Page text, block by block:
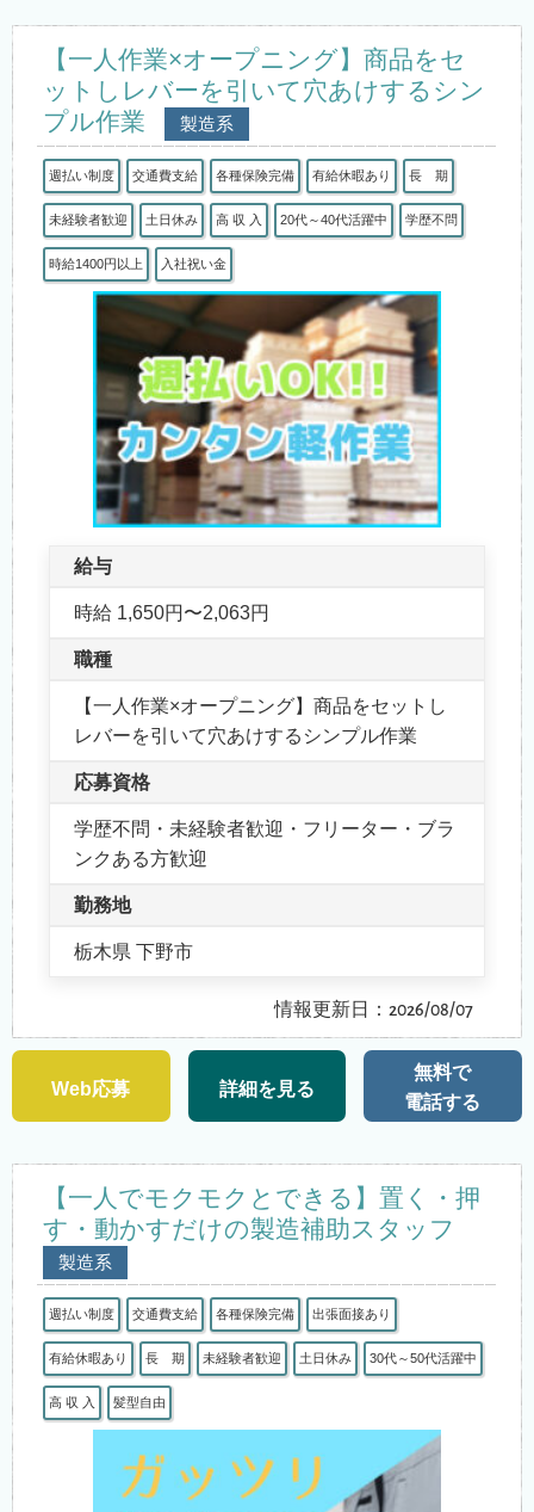
【一人作業×オープニング】商品をセ
ットしレバーを引いて穴あけするシン
プル作業
製造系
週払い制度 交通費支給 各種保険完備 有給休暇あり 長 期
未経験者歓迎 土日休み 高 収 入 20代～40代活躍中 学歴不問
時給1400円以上 入社祝い金
給与
時給 1,650円〜2,063円
職種
【一人作業×オープニング】商品をセットし
レバーを引いて穴あけするシンプル作業
応募資格
学歴不問・未経験者歓迎・フリーター・ブラ
ンクある方歓迎
勤務地
栃木県 下野市
情報更新日：2026/08/07
Web応募 詳細を見る
無料で
電話する
【一人でモクモクとできる】置く・押
す・動かすだけの製造補助スタッフ
製造系
週払い制度 交通費支給 各種保険完備 出張面接あり
有給休暇あり 長 期 未経験者歓迎 土日休み 30代～50代活躍中
高 収 入 髪型自由